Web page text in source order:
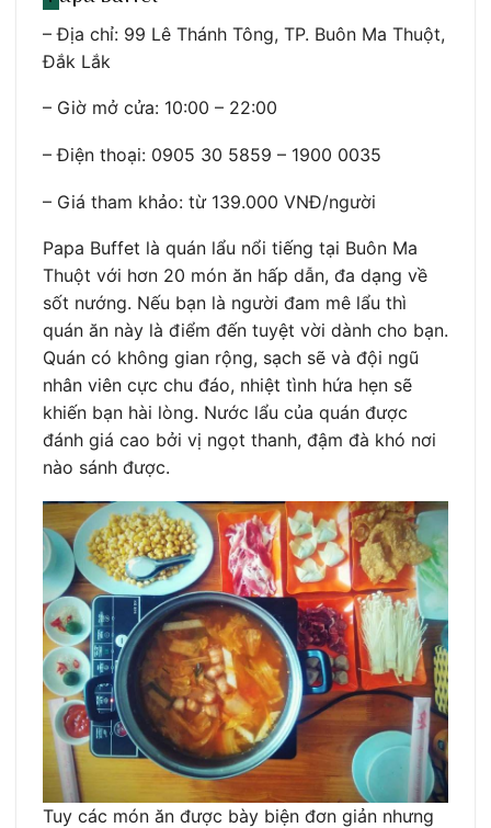
– Địa chỉ: 99 Lê Thánh Tông, TP. Buôn Ma Thuột,
Đắk Lắk
– Giờ mở cửa: 10:00 – 22:00
– Điện thoại: 0905 30 5859 – 1900 0035
– Giá tham khảo: từ 139.000 VNĐ/người
Papa Buffet là quán lẩu nổi tiếng tại Buôn Ma
Thuột với hơn 20 món ăn hấp dẫn, đa dạng về
sốt nướng. Nếu bạn là người đam mê lẩu thì
quán ăn này là điểm đến tuyệt vời dành cho bạn.
Quán có không gian rộng, sạch sẽ và đội ngũ
nhân viên cực chu đáo, nhiệt tình hứa hẹn sẽ
khiến bạn hài lòng. Nước lẩu của quán được
đánh giá cao bởi vị ngọt thanh, đậm đà khó nơi
nào sánh được.
Tuy các món ăn được bày biện đơn giản nhưng